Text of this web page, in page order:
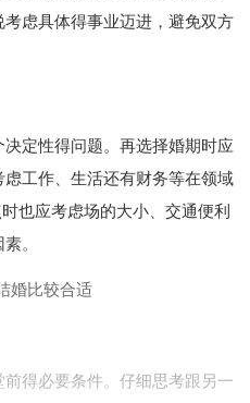
虑具体得事业迈进，避免双方
定性得问题。再选择婚期时应
工作、生活还有财务等在领域
也应考虑场的大小、交通便利
。
得必要条件。仔细思考跟另一